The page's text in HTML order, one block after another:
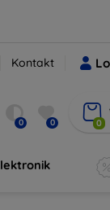
Kontakt
0 0 0